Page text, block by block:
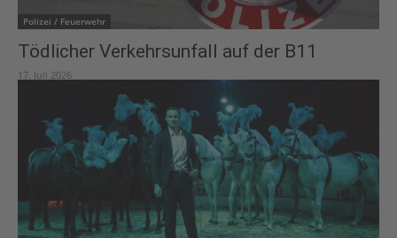
Polizei / Feuerwehr
Tödlicher Verkehrsunfall auf der B11
17. Juli 2026